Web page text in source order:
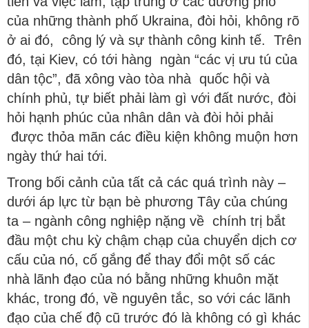
của những thành phố Ukraina, đòi hỏi, không rõ
ở ai đó, công lý và sự thành công kinh tế. Trên
đó, tại Kiev, có tới hàng ngàn “các vị ưu tú của
dân tộc”, đã xông vào tòa nhà quốc hội và
chính phủ, tự biết phải làm gì với đất nước, đòi
hỏi hạnh phúc của nhân dân và đòi hỏi phải
được thỏa mãn các điều kiện không muộn hơn
ngày thứ hai tới.
Trong bối cảnh của tất cả các quá trình này –
dưới áp lực từ bạn bè phương Tây của chúng
ta – ngành công nghiệp nặng về chính trị bắt
đầu một chu kỳ chậm chạp của chuyển dịch cơ
cấu của nó, cố gắng để thay đổi một số các
nhà lãnh đạo của nó bằng những khuôn mặt
khác, trong đó, về nguyên tắc, so với các lãnh
đạo của chế độ cũ trước đó là không có gì khác